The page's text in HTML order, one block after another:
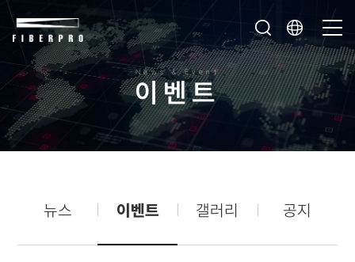
News & Event
이벤트
뉴스 이벤트 갤러리 공지